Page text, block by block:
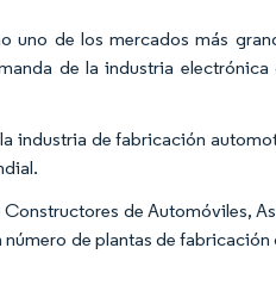
uno de los mercados más
de la industria
industria de fabricación
de Automóviles,
de plantas de